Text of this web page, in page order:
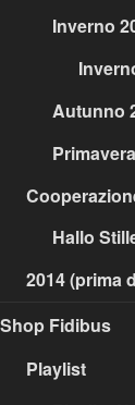
Inverno
Autunno
Hallo
2014 (prima
Shop Fidibus
Playlist